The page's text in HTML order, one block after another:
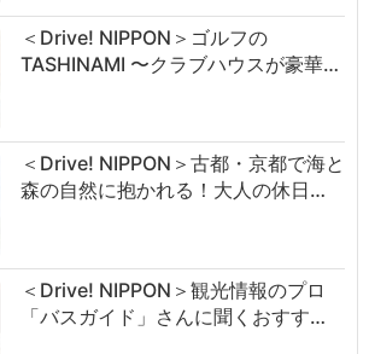
＜Drive! NIPPON＞ゴルフの
TASHINAMI 〜クラブハウスが豪華…
＜Drive! NIPPON＞古都・京都で海と
森の自然に抱かれる！大人の休日…
＜Drive! NIPPON＞観光情報のプロ
「バスガイド」さんに聞くおすす…